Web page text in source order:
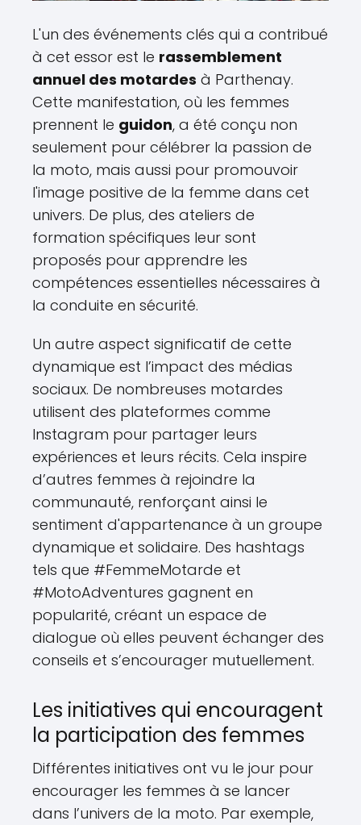
L'un des événements clés qui a contribué
à cet essor est le rassemblement
annuel des motardes à Parthenay.
Cette manifestation, où les femmes
prennent le guidon, a été conçu non
seulement pour célébrer la passion de
la moto, mais aussi pour promouvoir
l'image positive de la femme dans cet
univers. De plus, des ateliers de
formation spécifiques leur sont
proposés pour apprendre les
compétences essentielles nécessaires à
la conduite en sécurité.
Un autre aspect significatif de cette
dynamique est l’impact des médias
sociaux. De nombreuses motardes
utilisent des plateformes comme
Instagram pour partager leurs
expériences et leurs récits. Cela inspire
d’autres femmes à rejoindre la
communauté, renforçant ainsi le
sentiment d'appartenance à un groupe
dynamique et solidaire. Des hashtags
tels que #FemmeMotarde et
#MotoAdventures gagnent en
popularité, créant un espace de
dialogue où elles peuvent échanger des
conseils et s’encourager mutuellement.
Les initiatives qui encouragent
la participation des femmes
Différentes initiatives ont vu le jour pour
encourager les femmes à se lancer
dans l’univers de la moto. Par exemple,